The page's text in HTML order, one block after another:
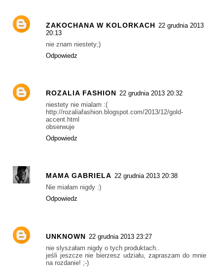
ZAKOCHANA W KOLORKACH 22 grudnia 2013
20:13
nie znam niestety;)
Odpowiedz
ROZALIA FASHION 22 grudnia 2013 20:32
niestety nie mialam :(
http://rozaliafashion.blogspot.com/2013/12/gold-
accent.html
obserwuje
Odpowiedz
MAMA GABRIELA 22 grudnia 2013 20:38
Nie miałam nigdy :)
Odpowiedz
UNKNOWN 22 grudnia 2013 23:27
nie slyszałam nigdy o tych produktach..
jeśli jeszcze nie bierzesz udziału, zapraszam do mnie
na rozdanie! ;-)